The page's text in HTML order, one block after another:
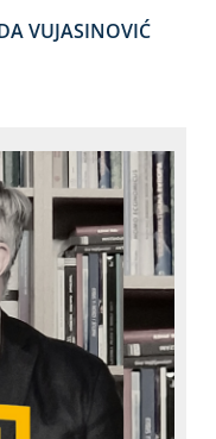
VUJASINOVIĆ